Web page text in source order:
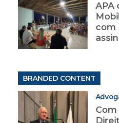
APA
com
BRANDED CONTENT